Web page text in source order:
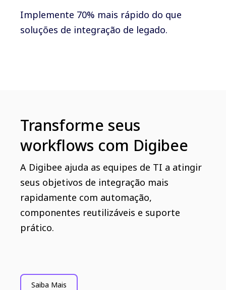
Implemente 70% mais rápido do que
soluções de integração de legado.
Transforme seus
workflows com Digibee
A Digibee ajuda as equipes de TI a atingir
seus objetivos de integração mais
rapidamente com automação,
componentes reutilizáveis ​​e suporte
prático.
Saiba Mais